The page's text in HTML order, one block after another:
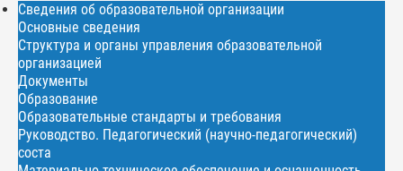
Сведения об образовательной организации
Основные сведения
Структура и органы управления образовательной
организацией
Документы
Образование
Образовательные стандарты и требования
Руководство. Педагогический (научно-педагогический)
соста